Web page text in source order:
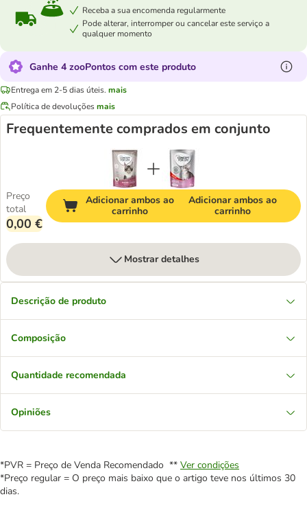
Receba a sua encomenda regularmente
Pode alterar, interromper ou cancelar este serviço a
qualquer momento
Ganhe 4 zooPontos com este produto
Entrega em 2-5 dias úteis. mais
Política de devoluçõesmais
Frequentemente comprados em conjunto
Preço
total
0,00 €
Adicionar ambos ao
carrinho
Adicionar ambos ao
carrinho
Mostrar detalhes
Descrição de produto
Composição
Quantidade recomendada
Opiniões
*PVR = Preço de Venda Recomendado ** Ver condições
*Preço regular = O preço mais baixo que o artigo teve nos últimos 30
dias.